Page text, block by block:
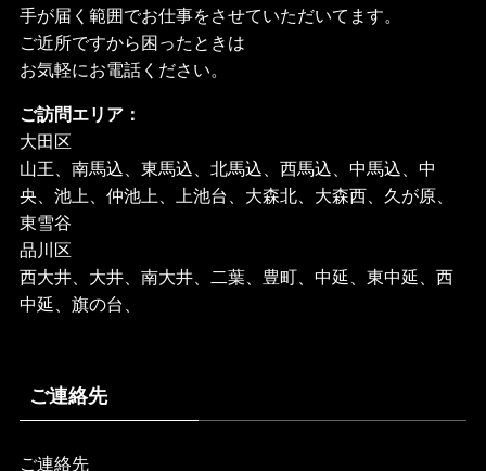
手が届く範囲でお仕事をさせていただいてます。
ご近所ですから困ったときは
お気軽にお電話ください。
ご訪問エリア：
大田区
山王、南馬込、東馬込、北馬込、西馬込、中馬込、中
央、池上、仲池上、上池台、大森北、大森西、久が原、
東雪谷
品川区
西大井、大井、南大井、二葉、豊町、中延、東中延、西
中延、旗の台、
ご連絡先
ご連絡先